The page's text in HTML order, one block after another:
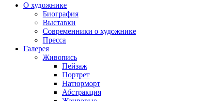
О художнике
Биография
Выставки
Современники о художнике
Пресса
Галерея
Живопись
Пейзаж
Портрет
Натюрморт
Абстракция